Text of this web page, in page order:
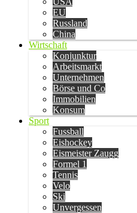
EU
Russland
China
Wirtschaft
Konjunktur
Arbeitsmarkt
Unternehmen
Börse und Co
Immobilien
Konsum
Sport
Fussball
Eishockey
Eismeister Zaugg
Formel 1
Tennis
Velo
Ski
Unvergessen